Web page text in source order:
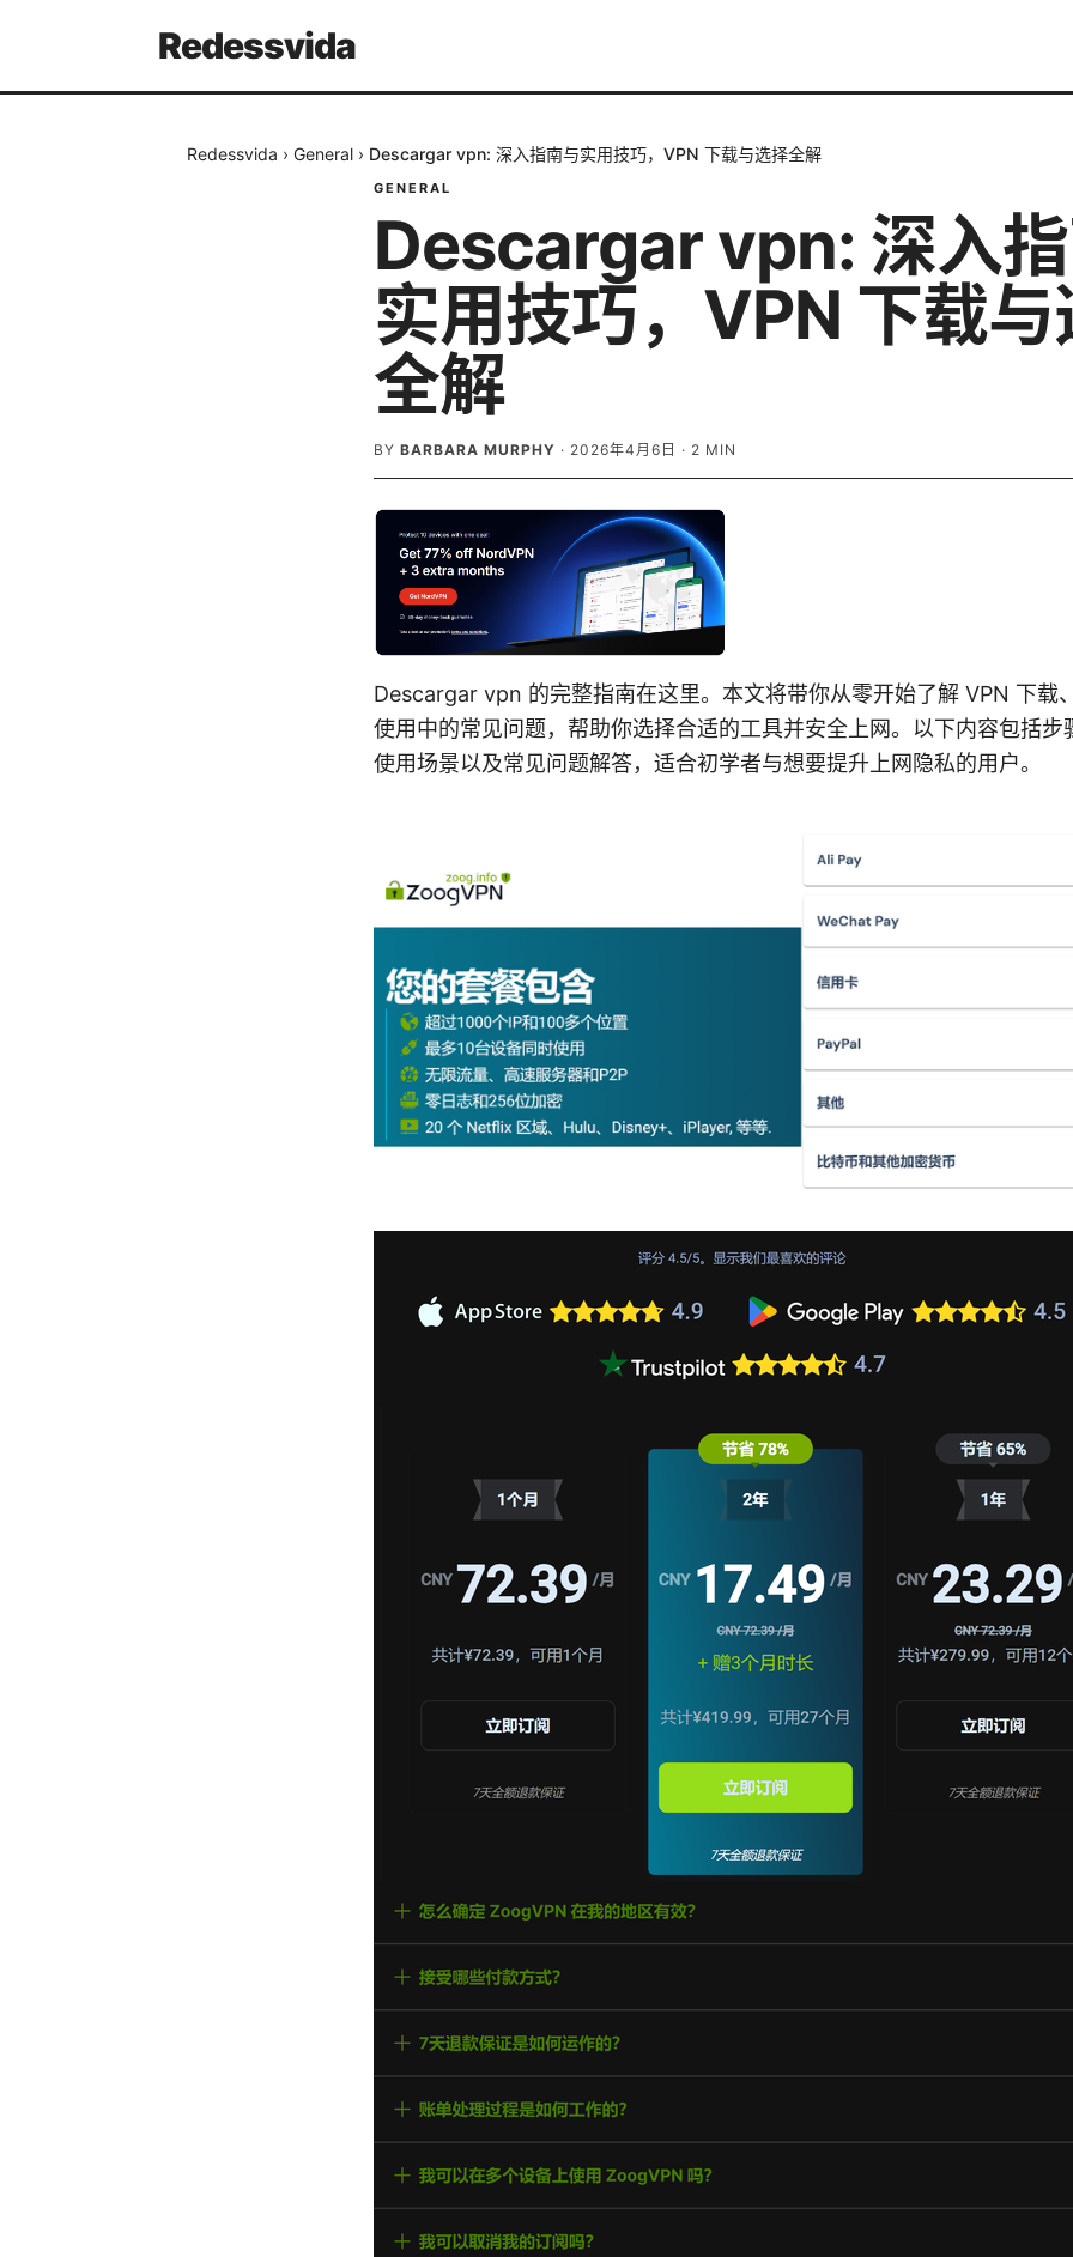
Redessvida
Redessvida › General › Descargar vpn: 深入指南与实用技巧，VPN 下载与选择全解
GENERAL
Descargar vpn: 深入
实用技巧，VPN 下载与
全解
BY BARBARA MURPHY · 2026年4月6日 · 2 MIN
Descargar vpn 的完整指南在这里。本文将带你从零开始了解 VPN 下载
使用中的常见问题，帮助你选择合适的工具并安全上网。以下内容包括步
使用场景以及常见问题解答，适合初学者与想要提升上网隐私的用户。